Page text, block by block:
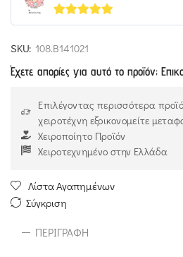
5out of 5
SKU: 108.Β141021
Έχετε απορίες για αυτό το προϊόν;
Επιλέγοντας περισσότερα
χειροτέχνη εξοικονομείτε
Χειροποίητο Προϊόν
Χειροτεχνημένο στην Ελλάδα
Λίστα Αγαπημένων
Σύγκριση
ΠΕΡΙΓΡΑΦΉ